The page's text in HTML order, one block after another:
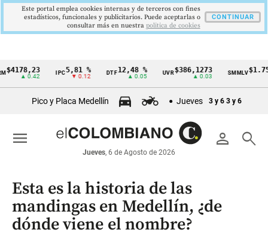
Cintillo
económicos
Colombia
0.42
IPC 5,81 %
▼ 0.12
DTF 12,48 %
▲ 0.05
UVR $386,1273
▲ 0.03
SMMLV
Pico y Placa Medellín Jueves 3 y 6 3 y 6
person search
Jueves, 6 de Agosto de 2026
menu
Esta es la historia de las
mandingas en Medellín, ¿de
dónde viene el nombre?
Este portal emplea cookies internas y de terceros con fines
estadísticos, funcionales y publicitarios. Puede aceptarlas o
consultar más en nuestra politica de cookies
CONTINUAR